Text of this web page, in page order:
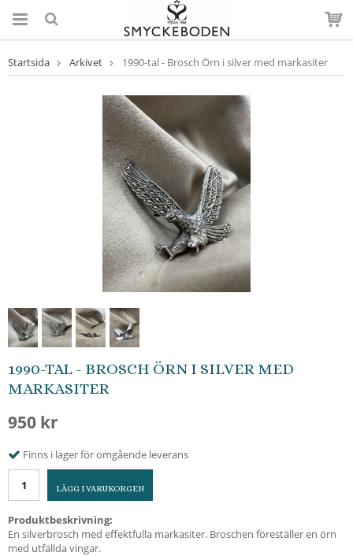
Startsida Arkivet 1990-tal - Brosch Örn i silver med markasiter
1990-TAL - BROSCH ÖRN I SILVER MED
MARKASITER
950 kr
Finns i lager för omgående leverans
LÄGG I VARUKORGEN
Produktbeskrivning:
En silverbrosch med effektfulla markasiter. Broschen föreställer en örn
med utfällda vingar.